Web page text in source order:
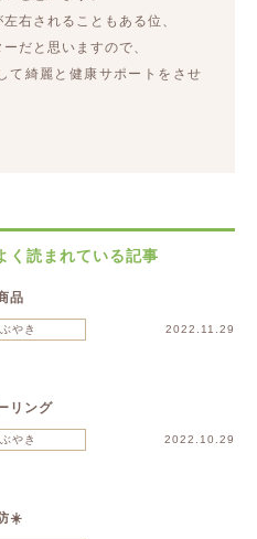
右されることもある位、
だと思いますので、
て綺麗と健康サポートをさせ
く読まれている記事
品
やき 2022.11.29
リング
やき 2022.10.29
☀️